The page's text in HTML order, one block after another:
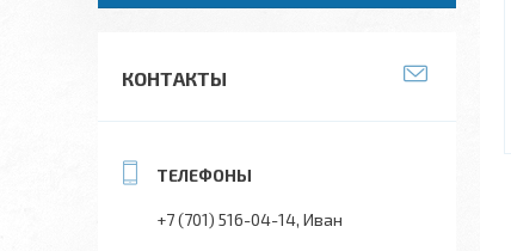
КОНТАКТЫ
+7 (701) 516-04-14 Иван